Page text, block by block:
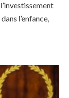
l’enfance,